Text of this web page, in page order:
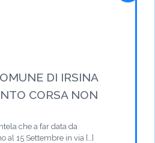
DI IRSINA
CORSA NON
che a far data da
al 15 Settembre in via […]